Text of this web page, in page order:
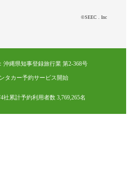
©SEEC . Inc
沖縄県知事登録旅行業 第2-368号
タカー予約サービス開始
社累計予約利用者数 3,769,265名